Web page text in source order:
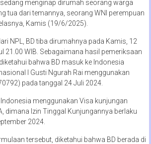
sedang menginap dirumah seorang warga
tua dari temannya, seorang WNI perempuan
Kamis (19/6/2025).
NPL, BD tiba dirumahnya pada Kamis, 12
21.00 WIB. Sebagaimana hasil pemeriksaan
bahwa BD masuk ke Indonesia
I Gusti Ngurah Rai menggunakan
pada tanggal 24 Juli 2024.
menggunakan Visa kunjungan
dimana Izin Tinggal Kunjungannya berlaku
2024.
tersebut, diketahui bahwa BD berada di